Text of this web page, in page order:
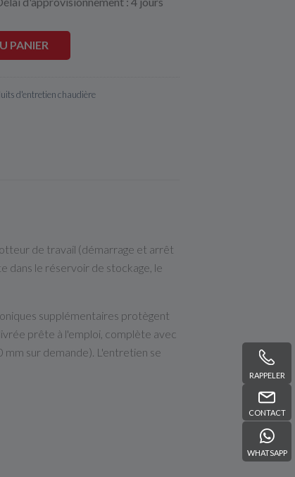
RAPPELER
CONTACT
WHATSAPP
PANIER
d'entretien chaudière
de travail (démarrage et arrêt
dans le réservoir de stockage, le
supplémentaires protègent
prête à l'emploi, complète avec
sur demande). L'entretien se